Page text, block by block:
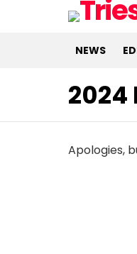
NEWS
2024
Apologies,